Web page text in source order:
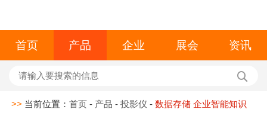
首页 产品 企业 展会 资讯
>> 当前位置：首页 - 产品 -投影仪 -数据存储 企业智能知识